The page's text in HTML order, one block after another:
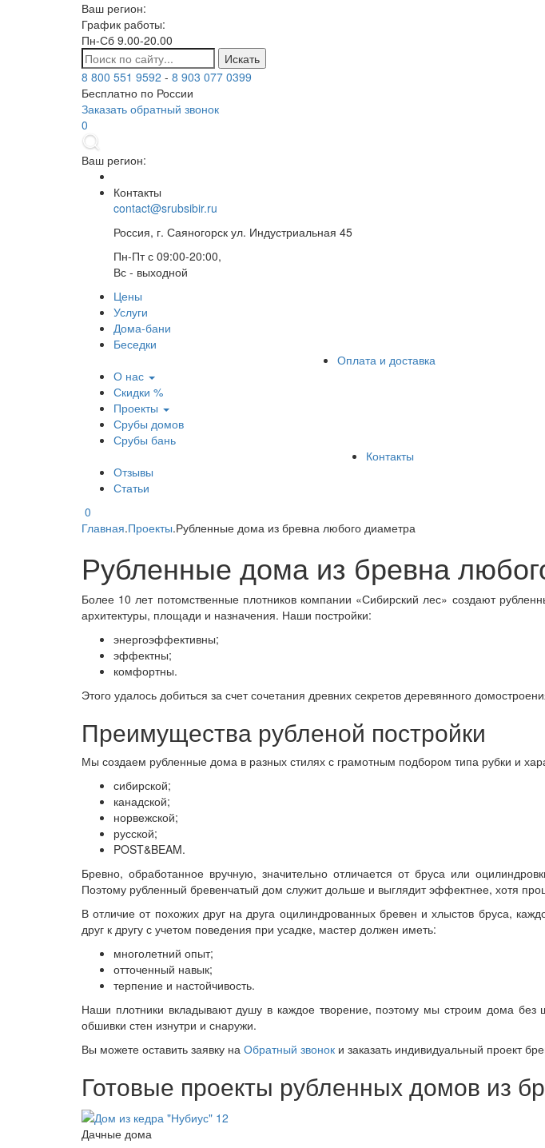
Ваш регион:
График работы:
Пн-Сб 9.00-20.00
Искать
8 800 551 9592 - 8 903 077 0399
Бесплатно по России
Заказать обратный звонок
0
Ваш регион:
Контакты
contact@srubsibir.ru
Россия, г. Саяногорск ул. Индустриальная 45
Пн-Пт с 09:00-20:00,
Вс - выходной
Цены
Услуги
Дома-бани
Беседки
Оплата и доставка
О нас
Скидки %
Проекты
Срубы домов
Срубы бань
Контакты
Отзывы
Статьи
0
Главная.Проекты.Рубленные дома из бревна любого диаметра
Рубленные дома из бревна
Более 10 лет потомственные плотников компании «Сибирский лес» создают
архитектуры, площади и назначения. Наши постройки:
энергоэффективны;
эффектны;
комфортны.
Этого удалось добиться за счет сочетания древних секретов деревянного
Преимущества рубленой постройки
Мы создаем рубленные дома в разных стилях с грамотным подбором типа рубки и
сибирской;
канадской;
норвежской;
русской;
POST&BEAM.
Бревно, обработанное вручную, значительно отличается от бруса или
Поэтому рубленный бревенчатый дом служит дольше и выглядит эффектнее, хотя
В отличие от похожих друг на друга оцилиндрованных бревен и хлыстов бруса,
друг к другу с учетом поведения при усадке, мастер должен иметь:
многолетний опыт;
отточенный навык;
терпение и настойчивость.
Наши плотники вкладывают душу в каждое творение, поэтому мы строим дома
обшивки стен изнутри и снаружи.
Вы можете оставить заявку на Обратный звонок и заказать индивидуальный проект
Готовые проекты рубленных домов из
Дачные дома